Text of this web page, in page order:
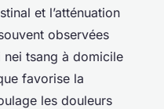
et l’atténuation
observées
nei tsang à domicile
favorise la
les douleurs